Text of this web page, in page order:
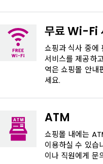
무료 Wi-Fi
쇼핑과 식사 중에
서비스를 제공하
역은 쇼핑몰 안내
세요.
ATM
쇼핑몰 내에는
이용하실 수 있습
이나 직원에게 문